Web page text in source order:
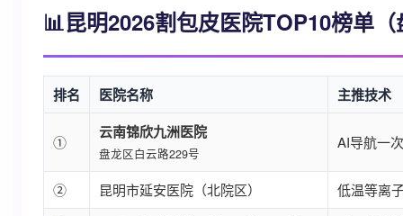
📊昆明2026割包皮医院TOP10榜单
排名 医院名称 主推技术
①
云南锦欣九洲医院
盘龙区白云路229号
AI导航一
② 昆明市延安医院（北院区）
低温等离